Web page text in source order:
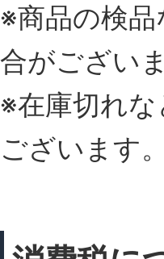
※商品の検
合がございま
※在庫切れ
ございます。